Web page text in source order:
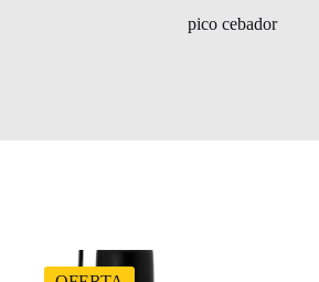
pico cebador